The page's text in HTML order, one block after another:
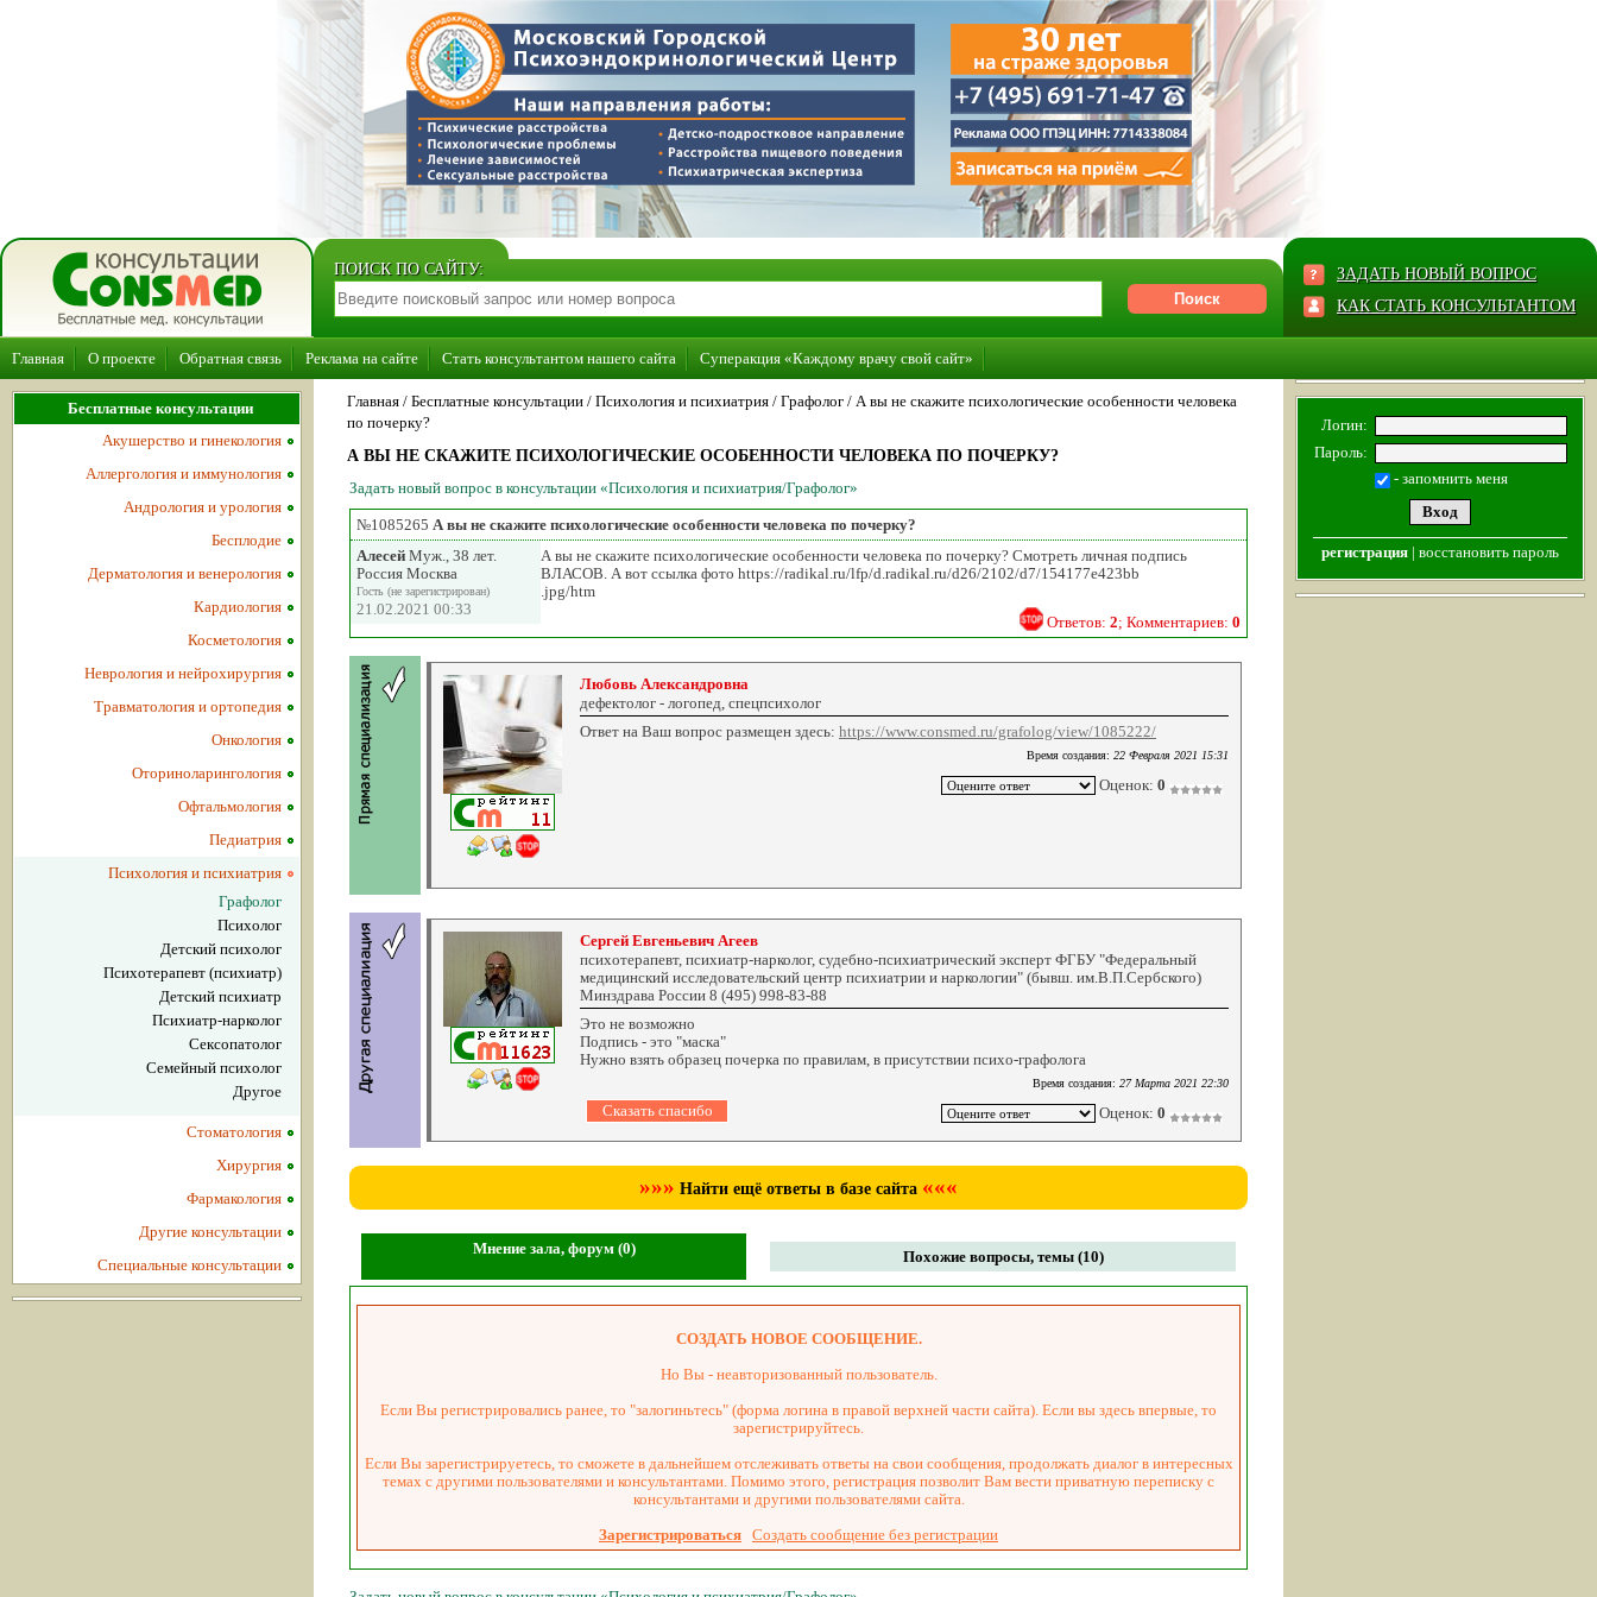
ПОИСК ПО САЙТУ:
ЗАДАТЬ НОВЫЙ ВОПРОС
КАК СТАТЬ КОНСУЛЬТАНТОМ
Главная О проекте Обратная связь Реклама на сайте Стать консультантом нашего сайта Суперакция «Каждому врачу свой сайт»
Главная / Бесплатные консультации / Психология и психиатрия / Графолог / А вы не скажите психологические особенности человека
по почерку?
А ВЫ НЕ СКАЖИТЕ ПСИХОЛОГИЧЕСКИЕ ОСОБЕННОСТИ ЧЕЛОВЕКА ПО ПОЧЕРКУ?
Задать новый вопрос в консультации «Психология и психиатрия/Графолог»
№1085265 А вы не скажите психологические особенности человека по почерку?
Алесей Муж., 38 лет.
Россия Москва
Гость (не зарегистрирован)
21.02.2021 00:33
А вы не скажите психологические особенности человека по почерку? Смотреть личная подпись
ВЛАСОВ. А вот ссылка фото https://radikal.ru/lfp/d.radikal.ru/d26/2102/d7/154177e423bb
.jpg/htm
Ответов: 2; Комментариев: 0
Любовь Александровна
дефектолог - логопед, спецпсихолог
Ответ на Ваш вопрос размещен здесь: https://www.consmed.ru/grafolog/view/1085222/
Время создания: 22 Февраля 2021 15:31
Оценок: 0
Сергей Евгеньевич Агеев
психотерапевт, психиатр-нарколог, судебно-психиатрический эксперт ФГБУ "Федеральный
медицинский исследовательский центр психиатрии и наркологии" (бывш. им.В.П.Сербского)
Минздрава России 8 (495) 998-83-88
Это не возможно
Подпись - это "маска"
Нужно взять образец почерка по правилам, в присутствии психо-графолога
Время создания: 27 Марта 2021 22:30
Оценок: 0
»»» Найти ещё ответы в базе сайта «««
Мнение зала, форум (0) Похожие вопросы, темы (10)
СОЗДАТЬ НОВОЕ СООБЩЕНИЕ.
Но Вы - неавторизованный пользователь.
Если Вы регистрировались ранее, то "залогиньтесь" (форма логина в правой верхней части сайта). Если вы здесь впервые, то
зарегистрируйтесь.
Если Вы зарегистрируетесь, то сможете в дальнейшем отслеживать ответы на свои сообщения, продолжать диалог в интересных
темах с другими пользователями и консультантами. Помимо этого, регистрация позволит Вам вести приватную переписку с
консультантами и другими пользователями сайта.
Зарегистрироваться Создать сообщение без регистрации
Бесплатные консультации
Акушерство и гинекология
Аллергология и иммунология
Андрология и урология
Бесплодие
Дерматология и венерология
Кардиология
Косметология
Неврология и нейрохирургия
Травматология и ортопедия
Онкология
Оториноларингология
Офтальмология
Педиатрия
Психология и психиатрия
Графолог
Психолог
Детский психолог
Психотерапевт (психиатр)
Детский психиатр
Психиатр-нарколог
Сексопатолог
Семейный психолог
Другое
Стоматология
Хирургия
Фармакология
Другие консультации
Специальные консультации
Логин:
Пароль:
- запомнить меня
регистрация | восстановить пароль